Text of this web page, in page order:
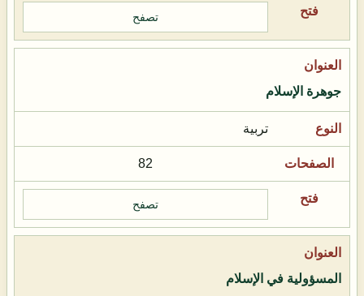
تصفح
جوهرة الإسلام
تربية
82
تصفح
المسؤولية في الإسلام